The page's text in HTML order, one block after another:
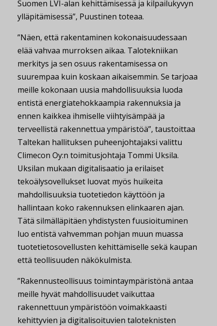
Suomen LVI-alan kehittämisessä ja kilpailukyvyn
ylläpitämisessä”, Puustinen toteaa.
”Näen, että rakentaminen kokonaisuudessaan
elää vahvaa murroksen aikaa. Talotekniikan
merkitys ja sen osuus rakentamisessa on
suurempaa kuin koskaan aikaisemmin. Se tarjoaa
meille kokonaan uusia mahdollisuuksia luoda
entistä energiatehokkaampia rakennuksia ja
ennen kaikkea ihmiselle viihtyisämpää ja
terveellistä rakennettua ympäristöä”, taustoittaa
Taltekan hallituksen puheenjohtajaksi valittu
Climecon Oy:n toimitusjohtaja Tommi Uksila.
Uksilan mukaan digitalisaatio ja erilaiset
tekoälysovellukset luovat myös huikeita
mahdollisuuksia tuotetiedon käyttöön ja
hallintaan koko rakennuksen elinkaaren ajan.
Tätä silmälläpitäen yhdistysten fuusioituminen
luo entistä vahvemman pohjan muun muassa
tuotetietosovellusten kehittämiselle sekä kaupan
että teollisuuden näkökulmista.
”Rakennusteollisuus toimintaympäristönä antaa
meille hyvät mahdollisuudet vaikuttaa
rakennettuun ympäristöön voimakkaasti
kehittyvien ja digitalisoituvien taloteknisten